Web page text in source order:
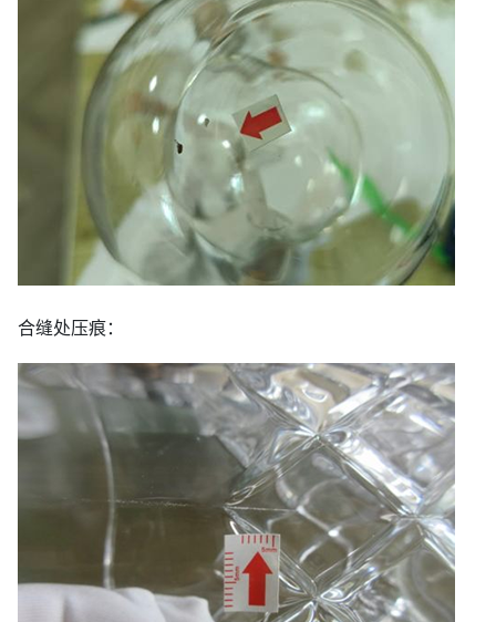
合缝处压痕：